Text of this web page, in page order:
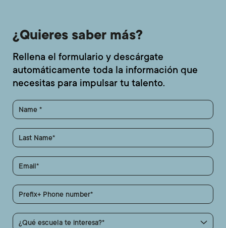
¿Quieres saber más?
Rellena el formulario y descárgate
automáticamente toda la información que
necesitas para impulsar tu talento.
Name
Last Name
Email
Prefix+ Phone number
¿Qué escuela te interesa?